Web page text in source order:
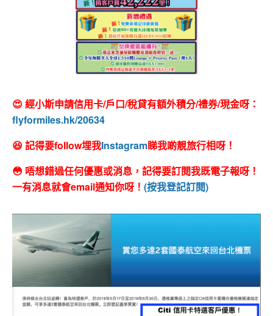
😍 經小斯申請信用卡/戶口/稅貸有額外積分/禮券/現金呀：
flyformiles.hk/20634
😆 記得要follow埋我Instagram睇我啲靚旅行相呀！
😳 唔想錯過任何優惠或消息，記得要訂閱我既電子報呀！
一有消息就會email通知你呀！ (按我登記訂閱)